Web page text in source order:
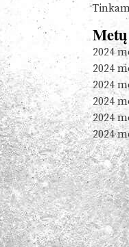
2024
2024
2024
2024
2024
2024